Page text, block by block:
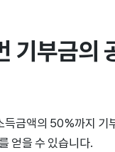
기부금의
금액의 50%까지
얻을 수 있습니다.